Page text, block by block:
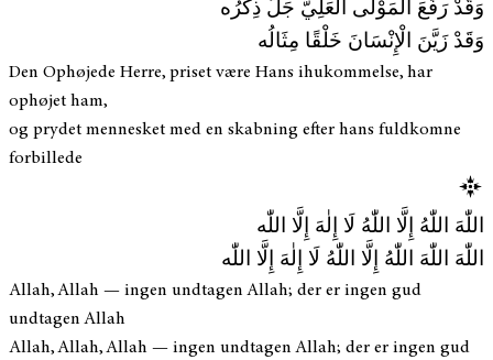
وَقَدْ رَفَعَ الْمَوْلَى الْعَلِيُّ جَلَّ ذِكْرُه
وَقَدْ زَيَّنَ الْإِنْسَانَ خَلْقًا مِثَالُه
Den Ophøjede Herre, priset være Hans ihukommelse, har
ophøjet ham,
og prydet mennesket med en skabning efter hans fuldkomne
forbillede
اللّٰهَ اللّٰهُ إِلَّا اللّٰهُ لَا إِلٰهَ إِلَّا اللّٰه
اللّٰهَ اللّٰهَ اللّٰهُ إِلَّا اللّٰهُ لَا إِلٰهَ إِلَّا اللّٰه
Allah, Allah — ingen undtagen Allah; der er ingen gud
undtagen Allah
Allah, Allah, Allah — ingen undtagen Allah; der er ingen gud